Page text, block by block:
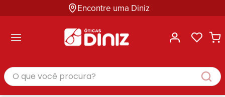
Encontre uma Diniz
Masculino
Feminino
Categorias
Masculino
Feminino
Correntes
para
Busque
Categoria
Armações
de Óculos
O que você procura?